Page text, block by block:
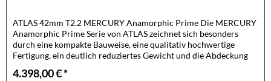
ATLAS 42mm T2.2 MERCURY Anamorphic Prime Die MERCURY
Anamorphic Prime Serie von ATLAS zeichnet sich besonders
durch eine kompakte Bauweise, eine qualitativ hochwertige
Fertigung, ein deutlich reduziertes Gewicht und die Abdeckung
4.398,00 € *